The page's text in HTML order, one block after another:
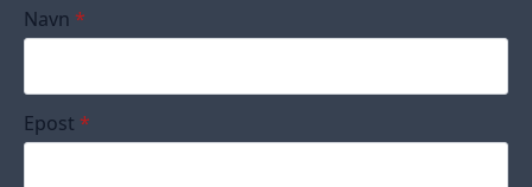
Navn *
Epost *